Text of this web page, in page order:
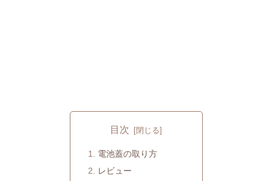
目次
電池蓋の取り方
レビュー